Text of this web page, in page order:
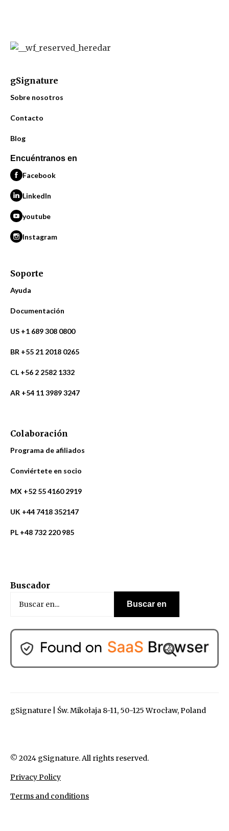
gSignature
Sobre nosotros
Contacto
Blog
Encuéntranos en
Facebook
LinkedIn
youtube
Instagram
Soporte
Ayuda
Documentación
US +1 689 308 0800
BR +55 21 2018 0265
CL +56 2 2582 1332
AR +54 11 3989 3247
Colaboración
Programa de afiliados
Conviértete en socio
MX +52 55 4160 2919
UK +44 7418 352147
PL +48 732 220 985
Buscador
gSignature | Św. Mikołaja 8-11, 50-125 Wrocław, Poland
© 2024 gSignature. All rights reserved.
Privacy Policy
Terms and conditions